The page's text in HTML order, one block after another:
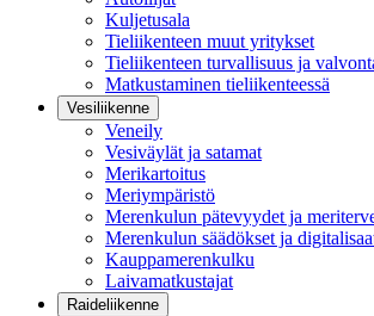
Kuljetusala
Tieliikenteen muut yritykset
Tieliikenteen turvallisuus ja
Matkustaminen tieliikenteessä
Vesiliikenne
Veneily
Vesiväylät ja satamat
Merikartoitus
Meriympäristö
Merenkulun pätevyydet ja
Merenkulun säädökset ja
Kauppamerenkulku
Laivamatkustajat
Raideliikenne